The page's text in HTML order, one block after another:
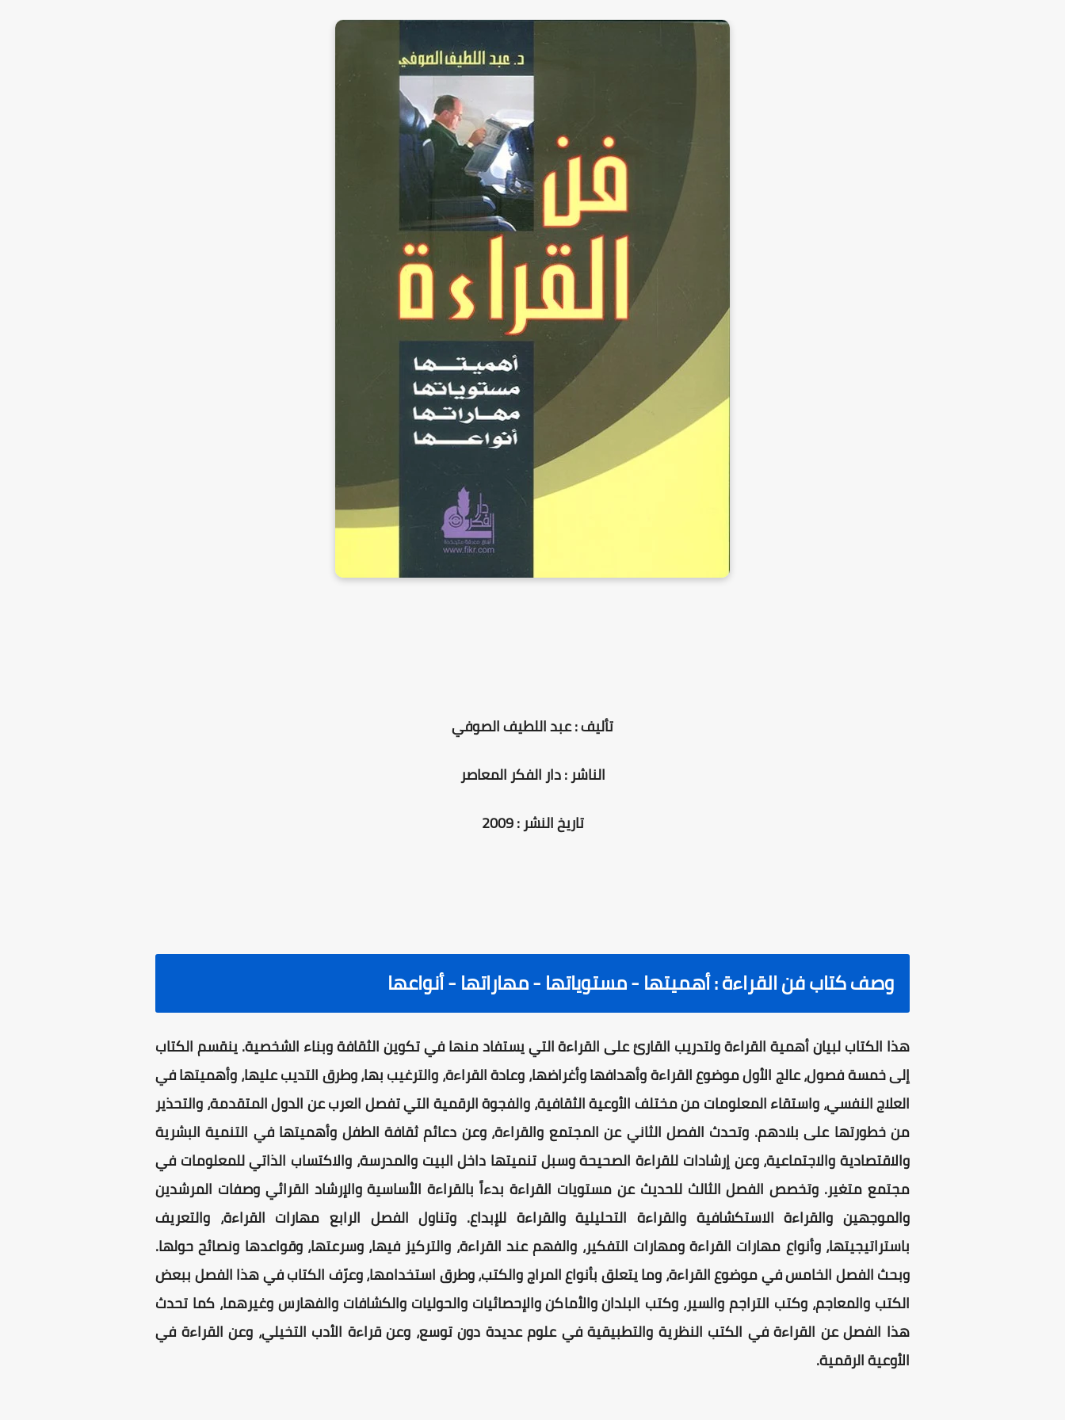
تأليف : عبد اللطيف الصوفي
الناشر : دار الفكر المعاصر
تاريخ النشر : 2009
وصفكتاب فن القراءة : أهميتها - مستوياتها - مهاراتها - أنواعها
هذا الكتاب لبيان أهمية القراءة ولتدريب القارئ على القراءة التي يستفاد منها في تكوين الثقافة وبناء الشخصية. ينقسم الكتاب
إلى خمسة فصول، عالج الأول موضوع القراءة وأهدافها وأغراضها، وعادة القراءة، والترغيب بها، وطرق التديب عليها، وأهميتها في
العلاج النفسي، واستقاء المعلومات من مختلف الأوعية الثقافية، والفجوة الرقمية التي تفصل العرب عن الدول المتقدمة، والتحذير
من خطورتها على بلادهم. وتحدث الفصل الثاني عن المجتمع والقراءة، وعن دعائم ثقافة الطفل وأهميتها في التنمية البشرية
والاقتصادية والاجتماعية، وعن إرشادات للقراءة الصحيحة وسبل تنميتها داخل البيت والمدرسة، والاكتساب الذاتي للمعلومات في
مجتمع متغير. وتخصص الفصل الثالث للحديث عن مستويات القراءة بدءاً بالقراءة الأساسية والإرشاد القرائي وصفات المرشدين
والموجهين والقراءة الاستكشافية والقراءة التحليلية والقراءة للإبداع. وتناول الفصل الرابع مهارات القراءة، والتعريف
باستراتيجيتها، وأنواع مهارات القراءة ومهارات التفكير، والفهم عند القراءة، والتركيز فيها، وسرعتها، وقواعدها ونصائح حولها.
وبحث الفصل الخامس في موضوع القراءة، وما يتعلق بأنواع المراج والكتب، وطرق استخدامها، وعرّف الكتاب في هذا الفصل ببعض
الكتب والمعاجم، وكتب التراجم والسير، وكتب البلدان والأماكن والإحصائيات والحوليات والكشافات والفهارس وغيرهما، كما تحدث
هذا الفصل عن القراءة في الكتب النظرية والتطبيقية في علوم عديدة دون توسع، وعن قراءة الأدب التخيلي، وعن القراءة في
الأوعية الرقمية.